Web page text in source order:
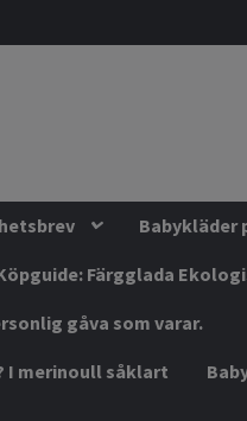
Babykläder
Färgglada
gåva som varar.
I merinoull såklart